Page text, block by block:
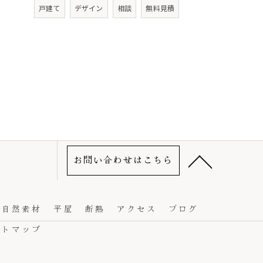
戸建て デザイン 相談 無料見積
お問い合わせはこちら
自然素材 平屋 断熱 アクセス
ブログ
マップ